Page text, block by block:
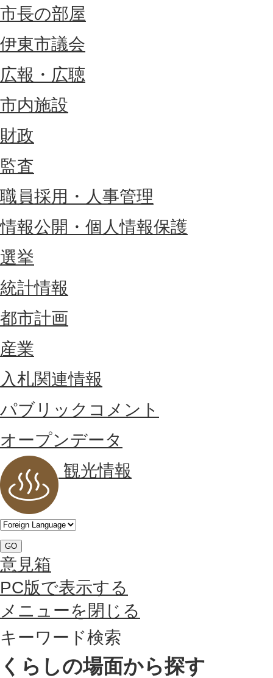
市長の部屋
伊東市議会
広報・広聴
市内施設
財政
監査
職員採用・人事管理
情報公開・個人情報保護
選挙
統計情報
都市計画
産業
入札関連情報
パブリックコメント
オープンデータ
観光情報
GO
意見箱
PC版で表示する
メニューを閉じる
キーワード検索
くらしの場面から探す